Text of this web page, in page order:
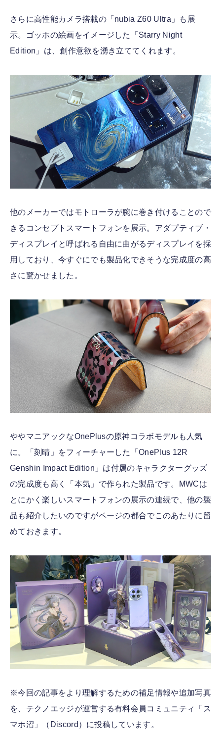
さらに高性能カメラ搭載の「nubia Z60 Ultra」も展
示。ゴッホの絵画をイメージした「Starry Night
Edition」は、創作意欲を湧き立ててくれます。
他のメーカーではモトローラが腕に巻き付けることので
きるコンセプトスマートフォンを展示。アダプティブ・
ディスプレイと呼ばれる自由に曲がるディスプレイを採
用しており、今すぐにでも製品化できそうな完成度の高
さに驚かせました。
ややマニアックなOnePlusの原神コラボモデルも人気
に。「刻晴」をフィーチャーした「OnePlus 12R
Genshin Impact Edition」は付属のキャラクターグッズ
の完成度も高く「本気」で作られた製品です。MWCは
とにかく楽しいスマートフォンの展示の連続で、他の製
品も紹介したいのですがページの都合でこのあたりに留
めておきます。
※今回の記事をより理解するための補足情報や追加写真
を、テクノエッジが運営する有料会員コミュニティ「ス
マホ沼」（Discord）に投稿しています。